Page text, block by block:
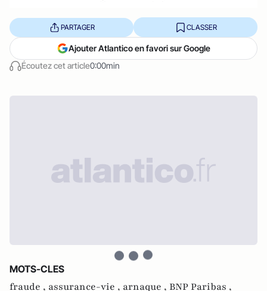
Écoutez cet article0:00min
PARTAGER CLASSER
Ajouter Atlantico en favori sur Google
MOTS-CLES
fraude , assurance-vie , arnaque , BNP Paribas ,